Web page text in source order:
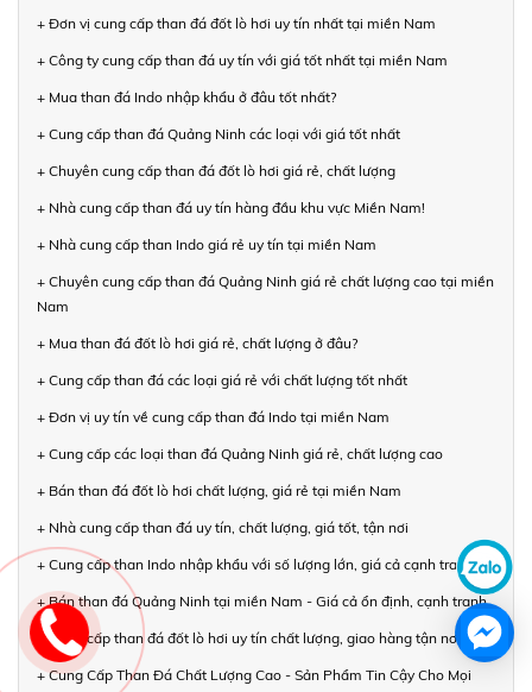
+ Đơn vị cung cấp than đá đốt lò hơi uy tín nhất tại miền Nam
+ Công ty cung cấp than đá uy tín với giá tốt nhất tại miền Nam
+ Mua than đá Indo nhập khẩu ở đâu tốt nhất?
+ Cung cấp than đá Quảng Ninh các loại với giá tốt nhất
+ Chuyên cung cấp than đá đốt lò hơi giá rẻ, chất lượng
+ Nhà cung cấp than đá uy tín hàng đầu khu vực Miền Nam!
+ Nhà cung cấp than Indo giá rẻ uy tín tại miền Nam
+ Chuyên cung cấp than đá Quảng Ninh giá rẻ chất lượng cao tại miền
Nam
+ Mua than đá đốt lò hơi giá rẻ, chất lượng ở đâu?
+ Cung cấp than đá các loại giá rẻ với chất lượng tốt nhất
+ Đơn vị uy tín về cung cấp than đá Indo tại miền Nam
+ Cung cấp các loại than đá Quảng Ninh giá rẻ, chất lượng cao
+ Bán than đá đốt lò hơi chất lượng, giá rẻ tại miền Nam
+ Nhà cung cấp than đá uy tín, chất lượng, giá tốt, tận nơi
+ Cung cấp than Indo nhập khẩu với số lượng lớn, giá cả cạnh tranh
+ Bán than đá Quảng Ninh tại miền Nam - Giá cả ổn định, cạnh tranh
+ Cung cấp than đá đốt lò hơi uy tín chất lượng, giao hàng tận nơi
+ Cung Cấp Than Đá Chất Lượng Cao - Sản Phẩm Tin Cậy Cho Mọi